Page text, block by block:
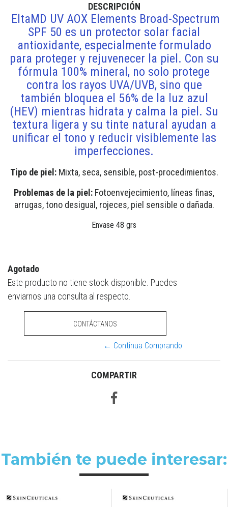
DESCRIPCIÓN
EltaMD UV AOX Elements Broad-Spectrum
SPF 50 es un protector solar facial
antioxidante, especialmente formulado
para proteger y rejuvenecer la piel. Con su
fórmula 100% mineral, no solo protege
contra los rayos UVA/UVB, sino que
también bloquea el 56% de la luz azul
(HEV) mientras hidrata y calma la piel. Su
textura ligera y su tinte natural ayudan a
unificar el tono y reducir visiblemente las
imperfecciones.
Tipo de piel:Mixta, seca, sensible, post-procedimientos.
Problemas de la piel: Fotoenvejecimiento, líneas finas,
arrugas, tono desigual, rojeces, piel sensible o dañada.
Envase 48 grs
Agotado
Este producto no tiene stock disponible. Puedes
enviarnos una consulta al respecto.
CONTÁCTANOS
← Continua Comprando
COMPARTIR
También te puede interesar: